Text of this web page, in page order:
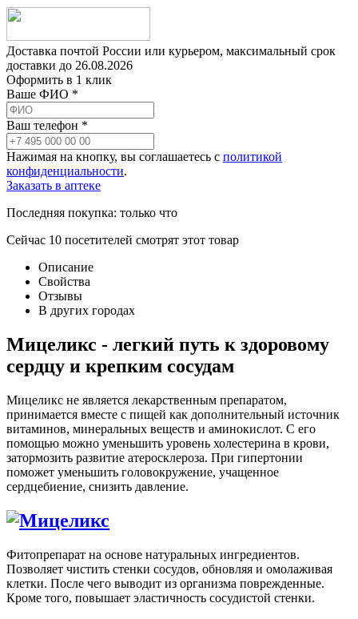
Доставка почтой России или курьером, максимальный срок
доставки до 26.08.2026
Оформить в 1 клик
Ваше ФИО *
Ваш телефон *
Нажимая на кнопку, вы соглашаетесь с политикой
конфиденциальности.
Заказать в аптеке
Последняя покупка: только что
Сейчас 10 посетителей смотрят этот товар
Описание
Свойства
Отзывы
В других городах
Мицеликс - легкий путь к здоровому
сердцу и крепким сосудам
Мицеликс не является лекарственным препаратом,
принимается вместе с пищей как дополнительный источник
витаминов, минеральных веществ и аминокислот. С его
помощью можно уменьшить уровень холестерина в крови,
затормозить развитие атеросклероза. При гипертонии
поможет уменьшить головокружение, учащенное
сердцебиение, снизить давление.
Фитопрепарат на основе натуральных ингредиентов.
Позволяет чистить стенки сосудов, обновляя и омолаживая
клетки. После чего выводит из организма поврежденные.
Кроме того, повышает эластичность сосудистой стенки.